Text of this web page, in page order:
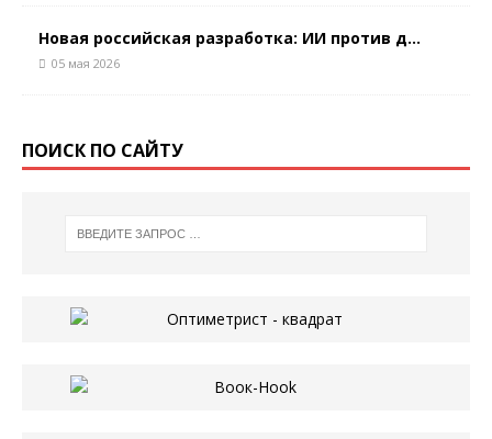
Новая российская разработка: ИИ против д...
05 мая 2026
ПОИСК ПО САЙТУ